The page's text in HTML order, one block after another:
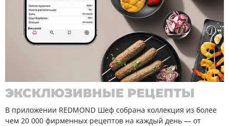
ЭКСКЛЮЗИВНЫЕ РЕЦЕПТЫ
В приложении REDMOND Шеф собрана коллекция из более
чем 20 000 фирменных рецептов на каждый день — от